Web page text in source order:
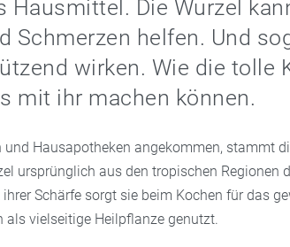
Hausmittel. Die Wurzel
Schmerzen helfen. Und
wirken. Wie die tolle
mit ihr machen können.
Hausapotheken angekommen, stammt
ursprünglich aus den tropischen Regionen
Schärfe sorgt sie beim Kochen für das
als vielseitige Heilpflanze genutzt.